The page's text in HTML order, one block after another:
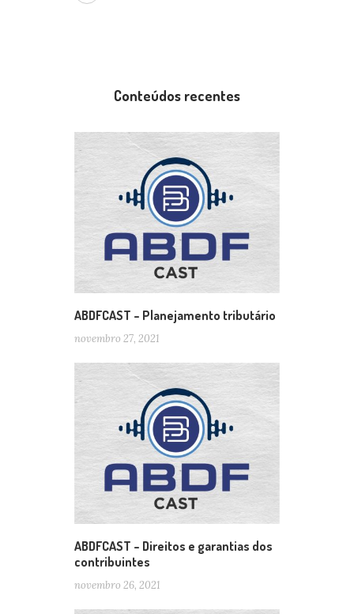
Conteúdos recentes
ABDFCAST – Planejamento tributário
novembro 27, 2021
ABDFCAST – Direitos e garantias dos
contribuintes
novembro 26, 2021